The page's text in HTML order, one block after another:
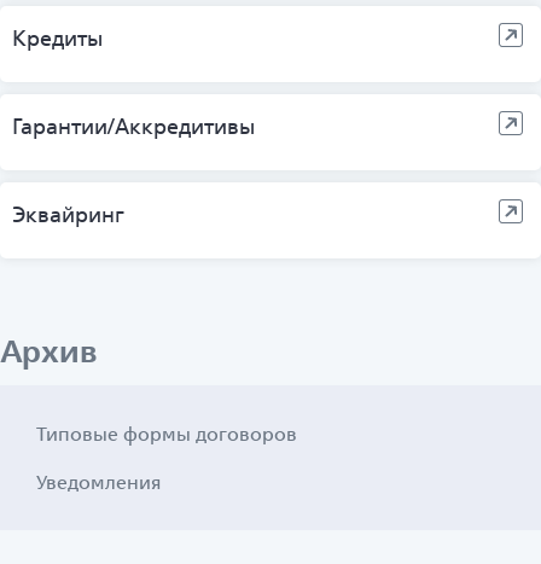
Кредиты
Гарантии/Аккредитивы
Эквайринг
Архив
Типовые формы договоров
Уведомления